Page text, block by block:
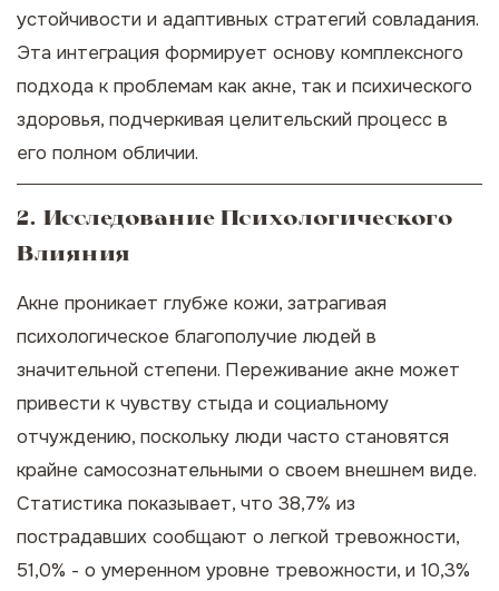
устойчивости и адаптивных стратегий совладания.
Эта интеграция формирует основу комплексного
подхода к проблемам как акне, так и психического
здоровья, подчеркивая целительский процесс в
его полном обличии.
2. Исследование Психологического
Влияния
Акне проникает глубже кожи, затрагивая
психологическое благополучие людей в
значительной степени. Переживание акне может
привести к чувству стыда и социальному
отчуждению, поскольку люди часто становятся
крайне самосознательными о своем внешнем виде.
Статистика показывает, что 38,7% из
пострадавших сообщают о легкой тревожности,
51,0% - о умеренном уровне тревожности, и 10,3%